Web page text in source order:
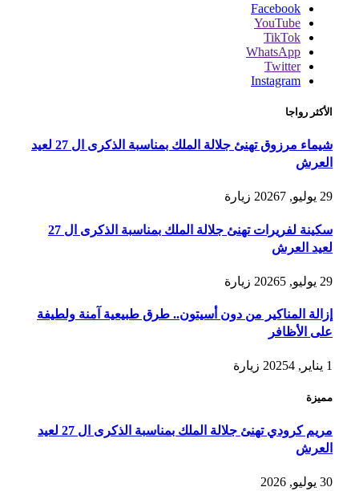
Facebook
YouTube
TikTok
WhatsApp
Twitter
Instagram
الأكثر رواجا
شيماء مرزوق تهنئ جلالة الملك بمناسبة الذكرى ال 27 لعيد
العرش
29 يوليو, 2026 7 زيارة
سكينة لفريرات تهنئ جلالة الملك بمناسبة الذكرى ال 27
لعيد العرش
29 يوليو, 2026 5 زيارة
إزالة المناكير من دون أسيتون.. طرق طبيعية آمنة ولطيفة
على الأظافر
1 يناير, 2025 4 زيارة
مميزة
مريم كرودي تهنئ جلالة الملك بمناسبة الذكرى ال 27 لعيد
العرش
30 يوليو, 2026